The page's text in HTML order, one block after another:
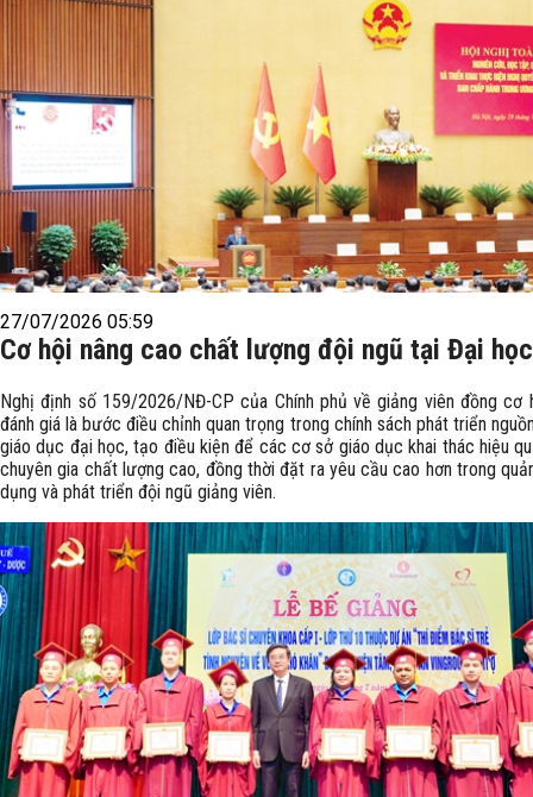
27/07/2026 05:59
Cơ hội nâng cao chất lượng đội ngũ tại Đại
Nghị định số 159/2026/NĐ-CP của Chính phủ về giảng viên đồng cơ
đánh giá là bước điều chỉnh quan trọng trong chính sách phát triển
giáo dục đại học, tạo điều kiện để các cơ sở giáo dục khai thác hiệu
chuyên gia chất lượng cao, đồng thời đặt ra yêu cầu cao hơn trong
dụng và phát triển đội ngũ giảng viên.